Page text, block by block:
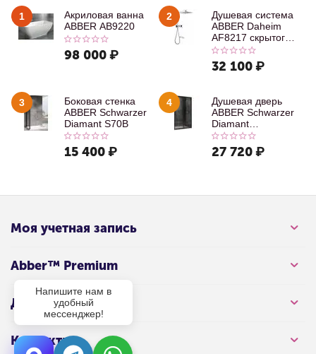
1
Акриловая ванна
ABBER AB9220
98 000 ₽
2
Душевая система
ABBER Daheim
AF8217 скрытого
монтажа с
изливом, хром
32 100 ₽
3
Боковая стенка
ABBER Schwarzer
Diamant S70B
15 400 ₽
4
Душевая дверь
ABBER Schwarzer
Diamant
AG30100B
27 720 ₽
Моя учетная запись
Abber™ Premium
Для клиента
Контакты
Напишите нам в
удобный
мессенджер!